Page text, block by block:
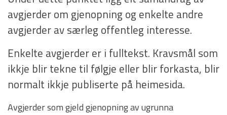
avgjerder om gjenopning og enkelte andre
avgjerder av særleg offentleg interesse.
Enkelte avgjerder er i fulltekst. Kravsmål som
ikkje blir tekne til følgje eller blir forkasta, blir
normalt ikkje publiserte på heimesida.
Avgjerder som gjeld gjenopning av ugrunna